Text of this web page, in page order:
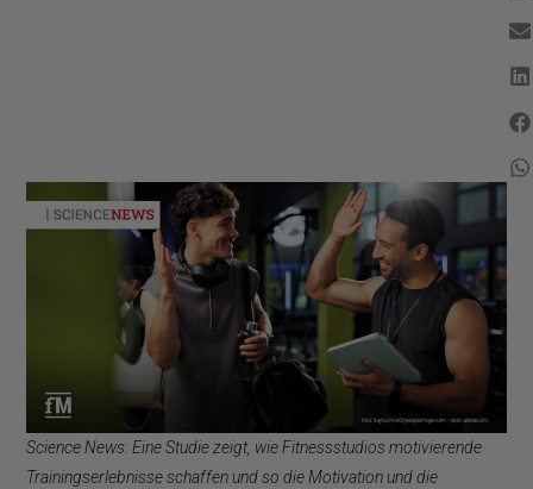
Science News: Eine Studie zeigt, wie Fitnessstudios motivierende
Trainingserlebnisse schaffen und so die Motivation und die